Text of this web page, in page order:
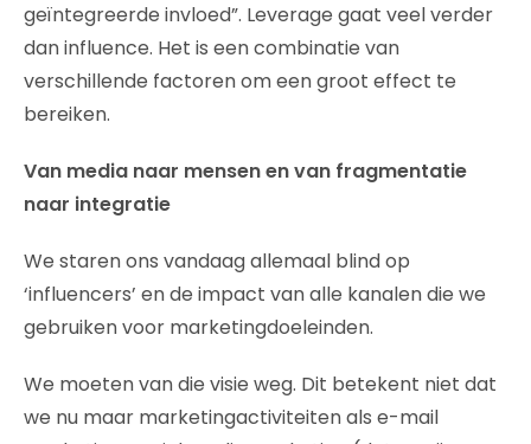
geïntegreerde invloed”. Leverage gaat veel verder
dan influence. Het is een combinatie van
verschillende factoren om een groot effect te
bereiken.
Van media naar mensen en van fragmentatie
naar integratie
We staren ons vandaag allemaal blind op
‘influencers’ en de impact van alle kanalen die we
gebruiken voor marketingdoeleinden.
We moeten van die visie weg. Dit betekent niet dat
we nu maar marketingactiviteiten als e-mail